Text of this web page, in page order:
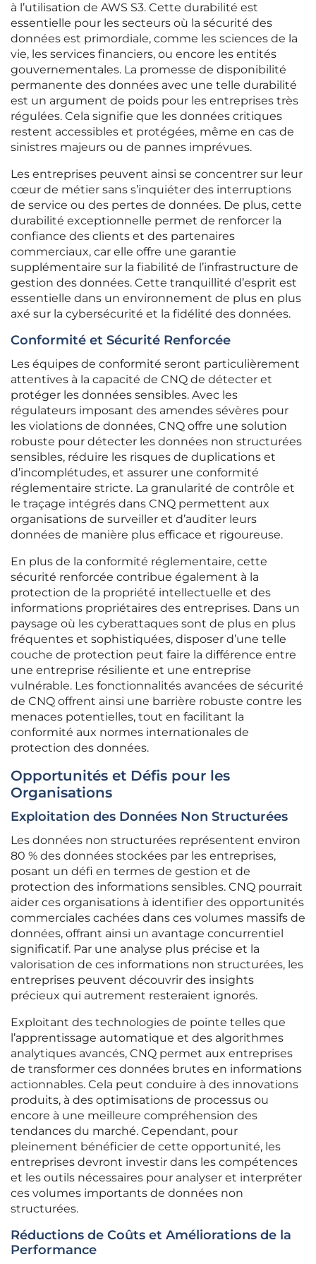
à l’utilisation de AWS S3. Cette durabilité est
essentielle pour les secteurs où la sécurité des
données est primordiale, comme les sciences de la
vie, les services financiers, ou encore les entités
gouvernementales. La promesse de disponibilité
permanente des données avec une telle durabilité
est un argument de poids pour les entreprises très
régulées. Cela signifie que les données critiques
restent accessibles et protégées, même en cas de
sinistres majeurs ou de pannes imprévues.
Les entreprises peuvent ainsi se concentrer sur leur
cœur de métier sans s’inquiéter des interruptions
de service ou des pertes de données. De plus, cette
durabilité exceptionnelle permet de renforcer la
confiance des clients et des partenaires
commerciaux, car elle offre une garantie
supplémentaire sur la fiabilité de l’infrastructure de
gestion des données. Cette tranquillité d’esprit est
essentielle dans un environnement de plus en plus
axé sur la cybersécurité et la fidélité des données.
Conformité et Sécurité Renforcée
Les équipes de conformité seront particulièrement
attentives à la capacité de CNQ de détecter et
protéger les données sensibles. Avec les
régulateurs imposant des amendes sévères pour
les violations de données, CNQ offre une solution
robuste pour détecter les données non structurées
sensibles, réduire les risques de duplications et
d’incomplétudes, et assurer une conformité
réglementaire stricte. La granularité de contrôle et
le traçage intégrés dans CNQ permettent aux
organisations de surveiller et d’auditer leurs
données de manière plus efficace et rigoureuse.
En plus de la conformité réglementaire, cette
sécurité renforcée contribue également à la
protection de la propriété intellectuelle et des
informations propriétaires des entreprises. Dans un
paysage où les cyberattaques sont de plus en plus
fréquentes et sophistiquées, disposer d’une telle
couche de protection peut faire la différence entre
une entreprise résiliente et une entreprise
vulnérable. Les fonctionnalités avancées de sécurité
de CNQ offrent ainsi une barrière robuste contre les
menaces potentielles, tout en facilitant la
conformité aux normes internationales de
protection des données.
Opportunités et Défis pour les
Organisations
Exploitation des Données Non Structurées
Les données non structurées représentent environ
80 % des données stockées par les entreprises,
posant un défi en termes de gestion et de
protection des informations sensibles. CNQ pourrait
aider ces organisations à identifier des opportunités
commerciales cachées dans ces volumes massifs de
données, offrant ainsi un avantage concurrentiel
significatif. Par une analyse plus précise et la
valorisation de ces informations non structurées, les
entreprises peuvent découvrir des insights
précieux qui autrement resteraient ignorés.
Exploitant des technologies de pointe telles que
l’apprentissage automatique et des algorithmes
analytiques avancés, CNQ permet aux entreprises
de transformer ces données brutes en informations
actionnables. Cela peut conduire à des innovations
produits, à des optimisations de processus ou
encore à une meilleure compréhension des
tendances du marché. Cependant, pour
pleinement bénéficier de cette opportunité, les
entreprises devront investir dans les compétences
et les outils nécessaires pour analyser et interpréter
ces volumes importants de données non
structurées.
Réductions de Coûts et Améliorations de la
Performance